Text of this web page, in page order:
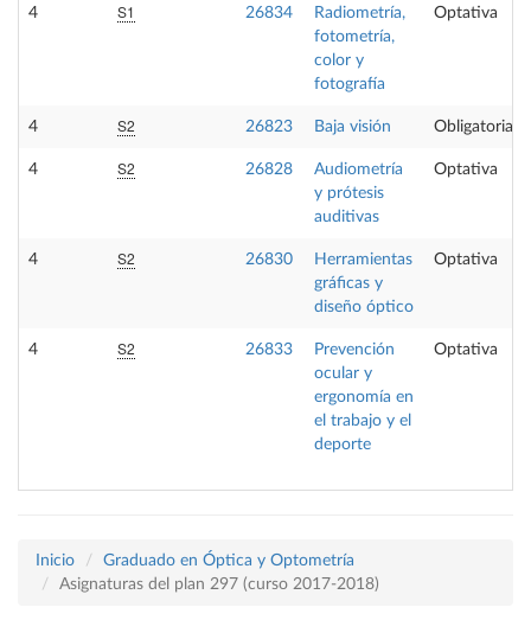
4 S1 26834
Radiometría,
fotometría,
color y
fotografía
Optativa
4 S2 26823 Baja visión Obligatoria
4 S2 26828
Audiometría
y prótesis
auditivas
Optativa
4 S2 26830
Herramientas
gráficas y
diseño óptico
Optativa
4 S2 26833
Prevención
ocular y
ergonomía en
el trabajo y el
deporte
Optativa
Inicio
Graduado en Óptica y Optometría
Asignaturas del plan 297 (curso 2017-2018)